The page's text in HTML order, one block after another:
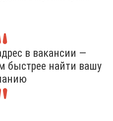
в вакансии —
быстрее найти вашу